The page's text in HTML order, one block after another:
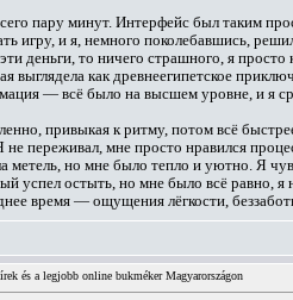
пару минут. Интерфейс был таким
игру, и я, немного поколебавшись,
деньги, то ничего страшного, я
выглядела как древнеегипетское
— всё было на высшем уровне, и я
привыкая к ритму, потом всё
переживал, мне просто нравился
но мне было тепло и уютно. Я
успел остыть, но мне было всё равно,
время — ощущения лёгкости,
és a legjobb online bukméker Magyarországon